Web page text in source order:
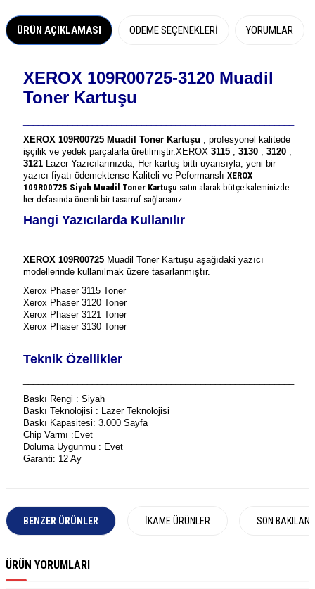
ÜRÜN AÇIKLAMASI ÖDEME SEÇENEKLERI YORUMLAR
XEROX 109R00725-3120 Muadil
Toner Kartuşu
XEROX 109R00725 Muadil Toner Kartuşu , profesyonel kalitede
işçilik ve yedek parçalarla üretilmiştir.XEROX 3115 , 3130 , 3120 ,
3121 Lazer Yazıcılarınızda, Her kartuş bitti uyarısıyla, yeni bir
yazıcı fiyatı ödemektense Kaliteli ve Peformanslı XEROX
109R00725 Siyah Muadil Toner Kartuşu satın alarak bütçe kaleminizde
her defasında önemli bir tasarruf sağlarsınız.
Hangi Yazıcılarda Kullanılır
XEROX 109R00725 Muadil Toner Kartuşu aşağıdaki yazıcı
modellerinde kullanılmak üzere tasarlanmıştır.
Xerox Phaser 3115 Toner
Xerox Phaser 3120 Toner
Xerox Phaser 3121 Toner
Xerox Phaser 3130 Toner
Teknik Özellikler
Baskı Rengi : Siyah
Baskı Teknolojisi : Lazer Teknolojisi
Baskı Kapasitesi: 3.000 Sayfa
Chip Varmı :Evet
Doluma Uygunmu : Evet
Garanti: 12 Ay
BENZER ÜRÜNLER İKAME ÜRÜNLER SON
ÜRÜN YORUMLARI